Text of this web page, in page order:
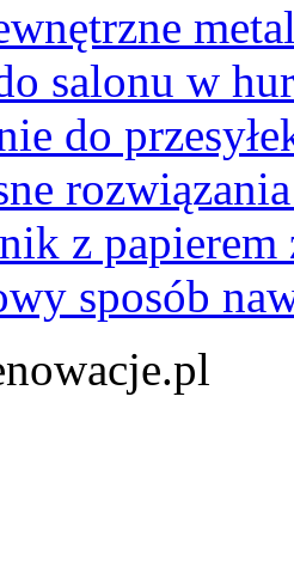
salonu w
do
z
sposób